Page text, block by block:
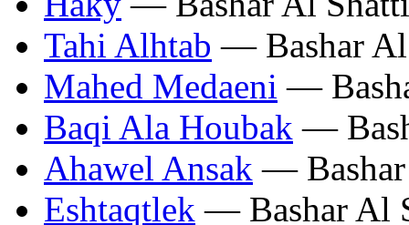
Tahi Alhtab — Bashar
Mahed Medaeni —
Baqi Ala Houbak —
Ahawel Ansak —
Eshtaqtlek — Bashar Al